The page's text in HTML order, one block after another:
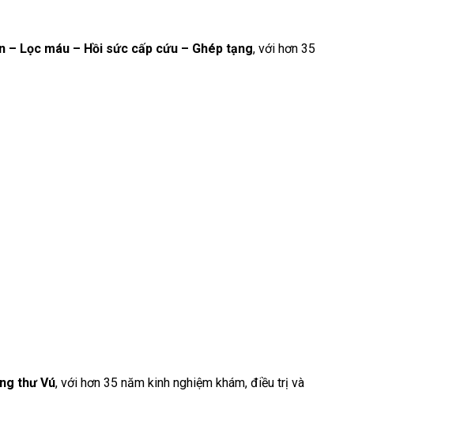
– Lọc máu – Hồi sức cấp cứu – Ghép tạng, với hơn 35
thư Vú, với hơn 35 năm kinh nghiệm khám, điều trị và